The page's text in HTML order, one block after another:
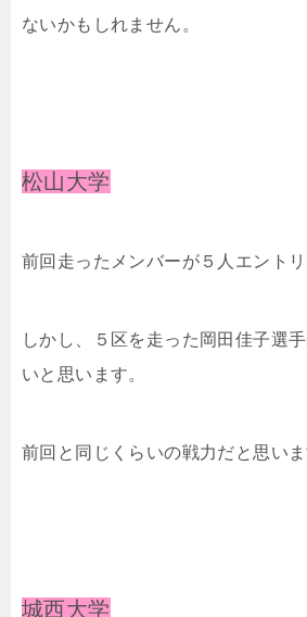
ないかもしれません。
松山大学
前回走ったメンバーが５人エントリ
しかし、５区を走った岡田佳子選
いと思います。
前回と同じくらいの戦力だと思いま
城西大学